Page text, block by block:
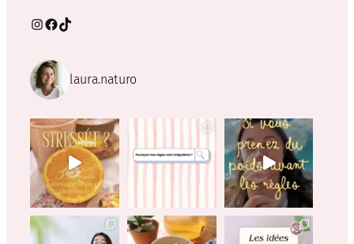
Instagram Facebook TikTok
laura.naturo